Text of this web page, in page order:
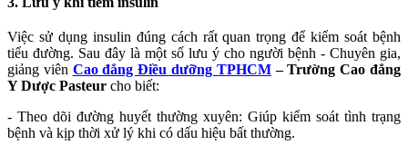
Việc sử dụng insulin đúng cách rất quan trọng để kiểm soát bệnh
tiểu đường. Sau đây là một số lưu ý cho người bệnh - Chuyên gia,
giảng viên Cao đẳng Điều dưỡng TPHCM– Trường Cao đẳng
Y Dược Pasteur cho biết:
- Theo dõi đường huyết thường xuyên: Giúp kiểm soát tình trạng
bệnh và kịp thời xử lý khi có dấu hiệu bất thường.